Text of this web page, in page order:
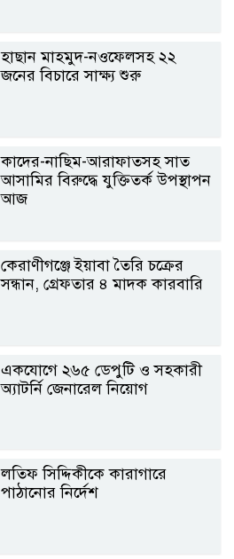
হাছান মাহমুদ-নওফেলসহ ২২
জনের বিচারে সাক্ষ্য শুরু
কাদের-নাছিম-আরাফাতসহ সাত
আসামির বিরুদ্ধে যুক্তিতর্ক উপস্থাপন
আজ
কেরাণীগঞ্জে ইয়াবা তৈরি চক্রের
সন্ধান, গ্রেফতার ৪ মাদক কারবারি
একযোগে ২৬৫ ডেপুটি ও সহকারী
অ্যাটর্নি জেনারেল নিয়োগ
লতিফ সিদ্দিকীকে কারাগারে
পাঠানোর নির্দেশ